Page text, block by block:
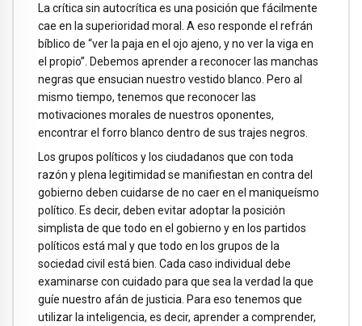
La crítica sin autocrítica es una posición que fácilmente
cae en la superioridad moral. A eso responde el refrán
bíblico de “ver la paja en el ojo ajeno, y no ver la viga en
el propio”. Debemos aprender a reconocer las manchas
negras que ensucian nuestro vestido blanco. Pero al
mismo tiempo, tenemos que reconocer las
motivaciones morales de nuestros oponentes,
encontrar el forro blanco dentro de sus trajes negros.
Los grupos políticos y los ciudadanos que con toda
razón y plena legitimidad se manifiestan en contra del
gobierno deben cuidarse de no caer en el maniqueísmo
político. Es decir, deben evitar adoptar la posición
simplista de que todo en el gobierno y en los partidos
políticos está mal y que todo en los grupos de la
sociedad civil está bien. Cada caso individual debe
examinarse con cuidado para que sea la verdad la que
guíe nuestro afán de justicia. Para eso tenemos que
utilizar la inteligencia, es decir, aprender a comprender,